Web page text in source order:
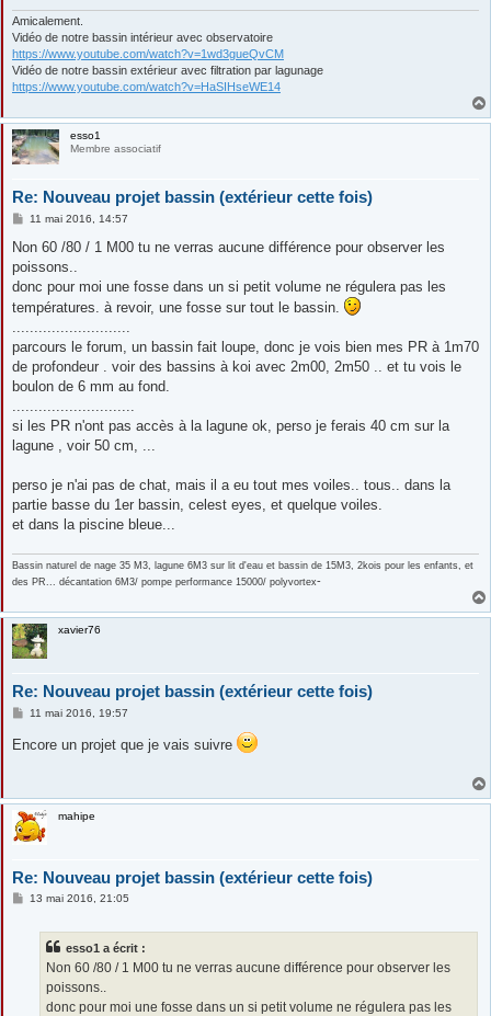
Amicalement.
Vidéo de notre bassin intérieur avec observatoire
https://www.youtube.com/watch?v=1wd3gueQvCM
Vidéo de notre bassin extérieur avec filtration par lagunage
https://www.youtube.com/watch?v=HaSIHseWE14
esso1
Membre associatif
Re: Nouveau projet bassin (extérieur cette fois)
M
s
a
g
11 mai 2016, 14:57
Non 60 /80 / 1 M00 tu ne verras aucune différence pour observer les
poissons..
donc pour moi une fosse dans un si petit volume ne régulera pas les
températures. à revoir, une fosse sur tout le bassin.
parcours le forum, un bassin fait loupe, donc je vois bien mes PR à 1m70
de profondeur . voir des bassins à koi avec 2m00, 2m50 .. et tu vois le
boulon de 6 mm au fond.
si les PR n'ont pas accès à la lagune ok, perso je ferais 40 cm sur la
lagune , voir 50 cm, ...
perso je n'ai pas de chat, mais il a eu tout mes voiles.. tous.. dans la
partie basse du 1er bassin, celest eyes, et quelque voiles.
et dans la piscine bleue...
Bassin naturel de nage 35 M3, lagune 6M3 sur lit d'eau et bassin de 15M3, 2kois pour les enfants, et
des PR... décantation 6M3/ pompe performance 15000/ polyvortex-
xavier76
Re: Nouveau projet bassin (extérieur cette fois)
M
s
11 mai 2016, 19:57
Encore un projet que je vais suivre
mahipe
Re: Nouveau projet bassin (extérieur cette fois)
M
13 mai 2016, 21:05
esso1 a écrit :
Non 60 /80 / 1 M00 tu ne verras aucune différence pour observer les
poissons..
donc pour moi une fosse dans un si petit volume ne régulera pas les